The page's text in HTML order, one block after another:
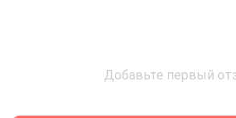
Добавьте первый